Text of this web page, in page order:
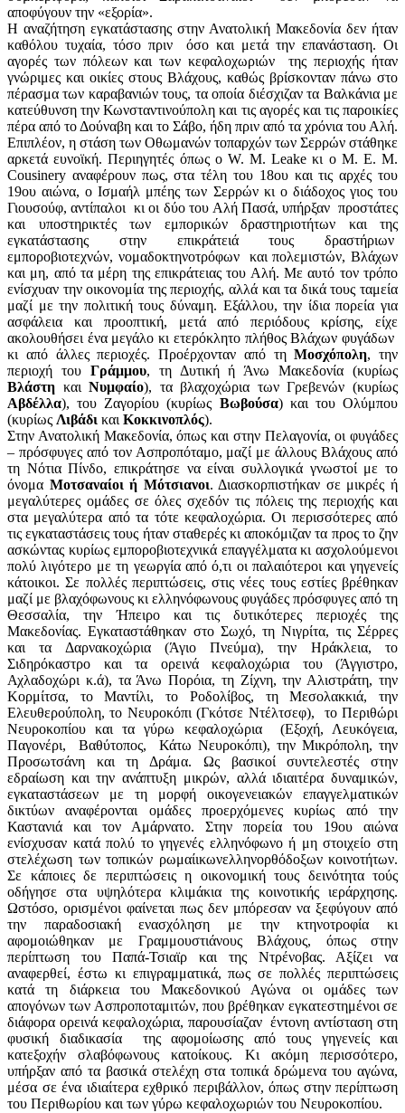
αποφύγουν την «εξορία».
Η αναζήτηση εγκατάστασης στην Ανατολική Μακεδονία δεν ήταν
καθόλου τυχαία, τόσο πριν όσο και μετά την επανάσταση. Οι
αγορές των πόλεων και των κεφαλοχωριών της περιοχής ήταν
γνώριμες και οικίες στους Βλάχους, καθώς βρίσκονταν πάνω στο
πέρασμα των καραβανιών τους, τα οποία διέσχιζαν τα Βαλκάνια με
κατεύθυνση την Κωνσταντινούπολη και τις αγορές και τις παροικίες
πέρα από το Δούναβη και το Σάβο, ήδη πριν από τα χρόνια του Αλή.
Επιπλέον, η στάση των Οθωμανών τοπαρχών των Σερρών στάθηκε
αρκετά ευνοϊκή. Περιηγητές όπως ο W. M. Leake κι ο Μ. Ε. Μ.
Cousinery αναφέρουν πως, στα τέλη του 18ου και τις αρχές του
19ου αιώνα, ο Ισμαήλ μπέης των Σερρών κι ο διάδοχος γιος του
Γιουσούφ, αντίπαλοι κι οι δύο του Αλή Πασά, υπήρξαν προστάτες
και υποστηρικτές των εμπορικών δραστηριοτήτων και της
εγκατάστασης στην επικράτειά τους δραστήριων
εμποροβιοτεχνών, νομαδοκτηνοτρόφων και πολεμιστών, Βλάχων
και μη, από τα μέρη της επικράτειας του Αλή. Με αυτό τον τρόπο
ενίσχυαν την οικονομία της περιοχής, αλλά και τα δικά τους ταμεία
μαζί με την πολιτική τους δύναμη. Εξάλλου, την ίδια πορεία για
ασφάλεια και προοπτική, μετά από περιόδους κρίσης, είχε
ακολουθήσει ένα μεγάλο κι ετερόκλητο πλήθος Βλάχων φυγάδων
κι από άλλες περιοχές. Προέρχονταν από τηΜοσχόπολη, την
περιοχή του Γράμμου, τη Δυτική ή Άνω Μακεδονία (κυρίως
Βλάστη καιΝυμφαίο), τα βλαχοχώρια των Γρεβενών (κυρίως
Αβδέλλα), του Ζαγορίου (κυρίως Βωβούσα) και του Ολύμπου
(κυρίως Λιβάδι και Κοκκινοπλός).
Στην Ανατολική Μακεδονία, όπως και στην Πελαγονία, οι φυγάδες
– πρόσφυγες από τον Ασπροπόταμο, μαζί με άλλους Βλάχους από
τη Νότια Πίνδο, επικράτησε να είναι συλλογικά γνωστοί με το
όνομα Μοτσαναίοι ή Μότσιανοι. Διασκορπιστήκαν σε μικρές ή
μεγαλύτερες ομάδες σε όλες σχεδόν τις πόλεις της περιοχής και
στα μεγαλύτερα από τα τότε κεφαλοχώρια. Οι περισσότερες από
τις εγκαταστάσεις τους ήταν σταθερές κι αποκόμιζαν τα προς το ζην
ασκώντας κυρίως εμποροβιοτεχνικά επαγγέλματα κι ασχολούμενοι
πολύ λιγότερο με τη γεωργία από ό,τι οι παλαιότεροι και γηγενείς
κάτοικοι. Σε πολλές περιπτώσεις, στις νέες τους εστίες βρέθηκαν
μαζί με βλαχόφωνους κι ελληνόφωνους φυγάδες πρόσφυγες από τη
Θεσσαλία, την Ήπειρο και τις δυτικότερες περιοχές της
Μακεδονίας. Εγκαταστάθηκαν στο Σωχό, τη Νιγρίτα, τις Σέρρες
και τα Δαρνακοχώρια (Άγιο Πνεύμα), την Ηράκλεια, το
Σιδηρόκαστρο και τα ορεινά κεφαλοχώρια του (Άγγιστρο,
Αχλαδοχώρι κ.ά), τα Άνω Πορόια, τη Ζίχνη, την Αλιστράτη, την
Κορμίτσα, το Μαντίλι, το Ροδολίβος, τη Μεσολακκιά, την
Ελευθερούπολη, το Νευροκόπι (Γκότσε Ντέλτσεφ), το Περιθώρι
Νευροκοπίου και τα γύρω κεφαλοχώρια (Εξοχή, Λευκόγεια,
Παγονέρι, Βαθύτοπος, Κάτω Νευροκόπι), την Μικρόπολη, την
Προσωτσάνη και τη Δράμα. Ως βασικοί συντελεστές στην
εδραίωση και την ανάπτυξη μικρών, αλλά ιδιαιτέρα δυναμικών,
εγκαταστάσεων με τη μορφή οικογενειακών επαγγελματικών
δικτύων αναφέρονται ομάδες προερχόμενες κυρίως από την
Καστανιά και τον Αμάρνατο. Στην πορεία του 19ου αιώνα
ενίσχυσαν κατά πολύ το γηγενές ελληνόφωνο ή μη στοιχείο στη
στελέχωση των τοπικών ρωμαίικωνελληνορθόδοξων κοινοτήτων.
Σε κάποιες δε περιπτώσεις η οικονομική τους δεινότητα τούς
οδήγησε στα υψηλότερα κλιμάκια της κοινοτικής ιεράρχησης.
Ωστόσο, ορισμένοι φαίνεται πως δεν μπόρεσαν να ξεφύγουν από
την παραδοσιακή ενασχόληση με την κτηνοτροφία κι
αφομοιώθηκαν με Γραμμουστιάνους Βλάχους, όπως στην
περίπτωση του Παπά-Τσιαϊρ και της Ντρένοβας. Αξίζει να
αναφερθεί, έστω κι επιγραμματικά, πως σε πολλές περιπτώσεις
κατά τη διάρκεια του Μακεδονικού Αγώνα οι ομάδες των
απογόνων των Ασπροποταμιτών, που βρέθηκαν εγκατεστημένοι σε
διάφορα ορεινά κεφαλοχώρια, παρουσίαζαν έντονη αντίσταση στη
φυσική διαδικασία της αφομοίωσης από τους γηγενείς και
κατεξοχήν σλαβόφωνους κατοίκους. Κι ακόμη περισσότερο,
υπήρξαν από τα βασικά στελέχη στα τοπικά δρώμενα του αγώνα,
μέσα σε ένα ιδιαίτερα εχθρικό περιβάλλον, όπως στην περίπτωση
του Περιθωρίου και των γύρω κεφαλοχωριών του Νευροκοπίου.